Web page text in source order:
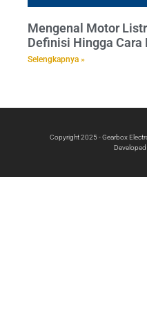
Mengenal Motor
Definisi Hingga Cara
Selengkapnya »
Copyright 2025 - Gearbox